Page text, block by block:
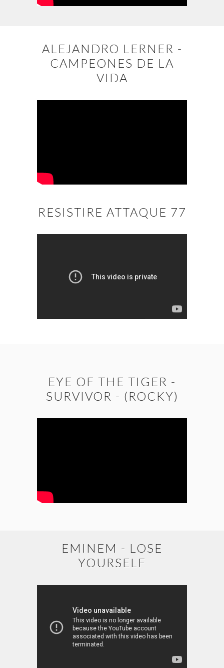
ALEJANDRO LERNER -
CAMPEONES DE LA
VIDA
RESISTIRE ATTAQUE 77
EYE OF THE TIGER -
SURVIVOR - (ROCKY)
EMINEM - LOSE
YOURSELF